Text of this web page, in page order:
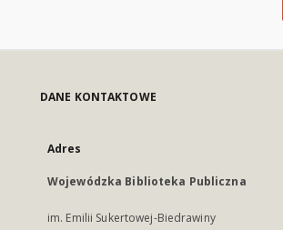
DANE KONTAKTOWE
Adres
Wojewódzka Biblioteka Publiczna
im. Emilii Sukertowej-Biedrawiny